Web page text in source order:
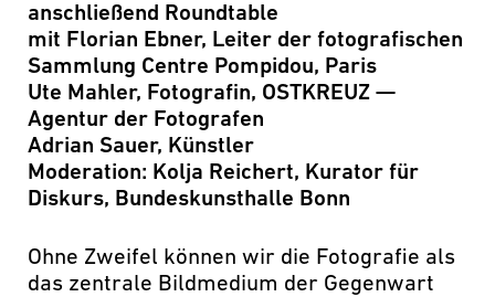
anschließend Roundtable
mit Florian Ebner, Leiter der fotografischen
Sammlung Centre Pompidou, Paris
Ute Mahler, Fotografin, OSTKREUZ —
Agentur der Fotografen
Adrian Sauer, Künstler
Moderation: Kolja Reichert, Kurator für
Diskurs, Bundeskunsthalle Bonn
Ohne Zweifel können wir die Fotografie als
das zentrale Bildmedium der Gegenwart